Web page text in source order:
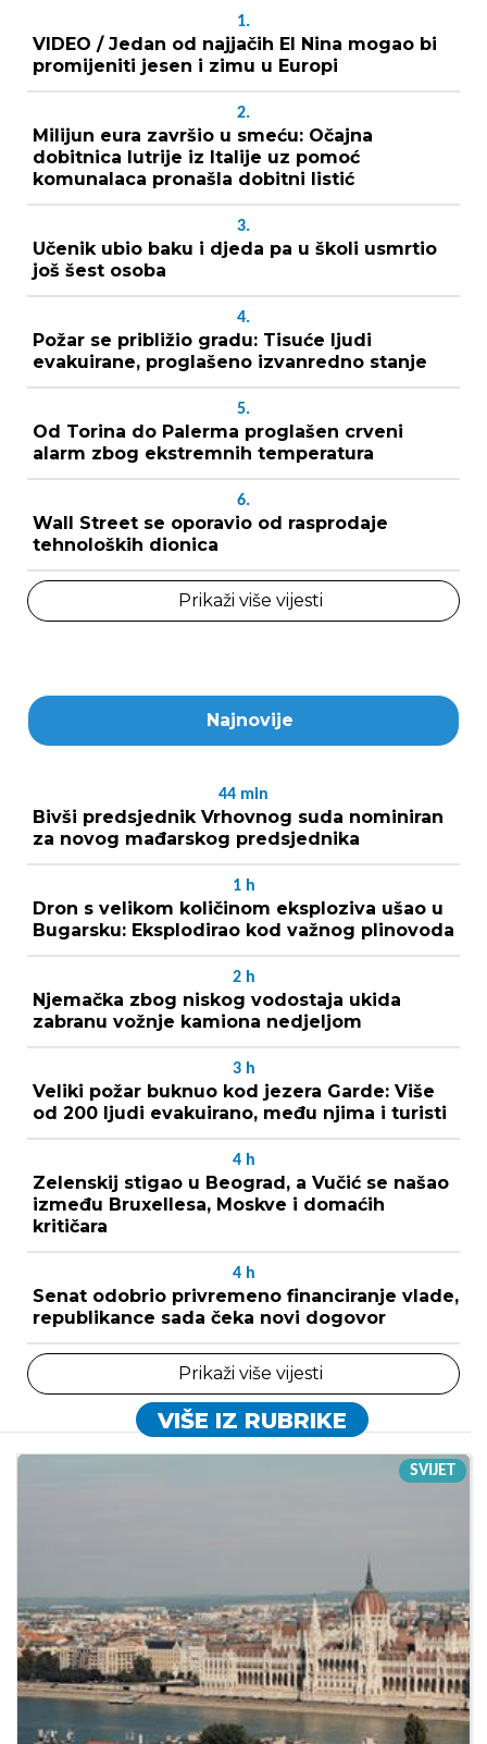
1.
VIDEO / Jedan od najjačih El Nina mogao bi
promijeniti jesen i zimu u Europi
2.
Milijun eura završio u smeću: Očajna
dobitnica lutrije iz Italije uz pomoć
komunalaca pronašla dobitni listić
3.
Učenik ubio baku i djeda pa u školi usmrtio
još šest osoba
4.
Požar se približio gradu: Tisuće ljudi
evakuirane, proglašeno izvanredno stanje
5.
Od Torina do Palerma proglašen crveni
alarm zbog ekstremnih temperatura
6.
Wall Street se oporavio od rasprodaje
tehnoloških dionica
Prikaži više vijesti
Najnovije
44 min
Bivši predsjednik Vrhovnog suda nominiran
za novog mađarskog predsjednika
1 h
Dron s velikom količinom eksploziva ušao u
Bugarsku: Eksplodirao kod važnog plinovoda
2 h
Njemačka zbog niskog vodostaja ukida
zabranu vožnje kamiona nedjeljom
3 h
Veliki požar buknuo kod jezera Garde: Više
od 200 ljudi evakuirano, među njima i turisti
4 h
Zelenskij stigao u Beograd, a Vučić se našao
između Bruxellesa, Moskve i domaćih
kritičara
4 h
Senat odobrio privremeno financiranje vlade,
republikance sada čeka novi dogovor
Prikaži više vijesti
VIŠE IZ RUBRIKE
SVIJET